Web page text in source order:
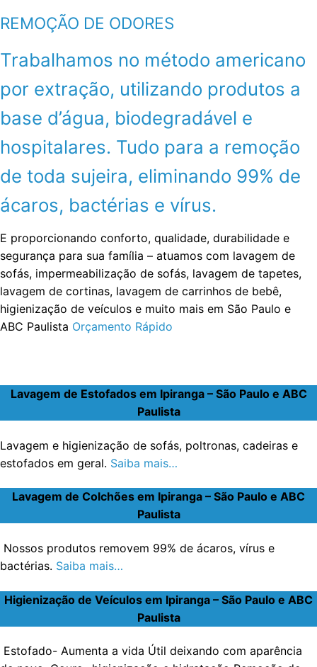
REMOÇÃO DE ODORES
Trabalhamos no método americano
por extração, utilizando produtos a
base d’água, biodegradável e
hospitalares. Tudo para a remoção
de toda sujeira, eliminando 99% de
ácaros, bactérias e vírus.
E proporcionando conforto, qualidade, durabilidade e
segurança para sua família – atuamos com lavagem de
sofás, impermeabilização de sofás, lavagem de tapetes,
lavagem de cortinas, lavagem de carrinhos de bebê,
higienização de veículos e muito mais em São Paulo e
ABC Paulista Orçamento Rápido
Lavagem de Estofados em Ipiranga – São Paulo e ABC
Paulista
Lavagem e higienização de sofás, poltronas, cadeiras e
estofados em geral. Saiba mais…
Lavagem de Colchões em Ipiranga – São Paulo e ABC
Paulista
Nossos produtos removem 99% de ácaros, vírus e
bactérias. Saiba mais…
Higienização de Veículos em Ipiranga – São Paulo e ABC
Paulista
Estofado- Aumenta a vida Útil deixando com aparência